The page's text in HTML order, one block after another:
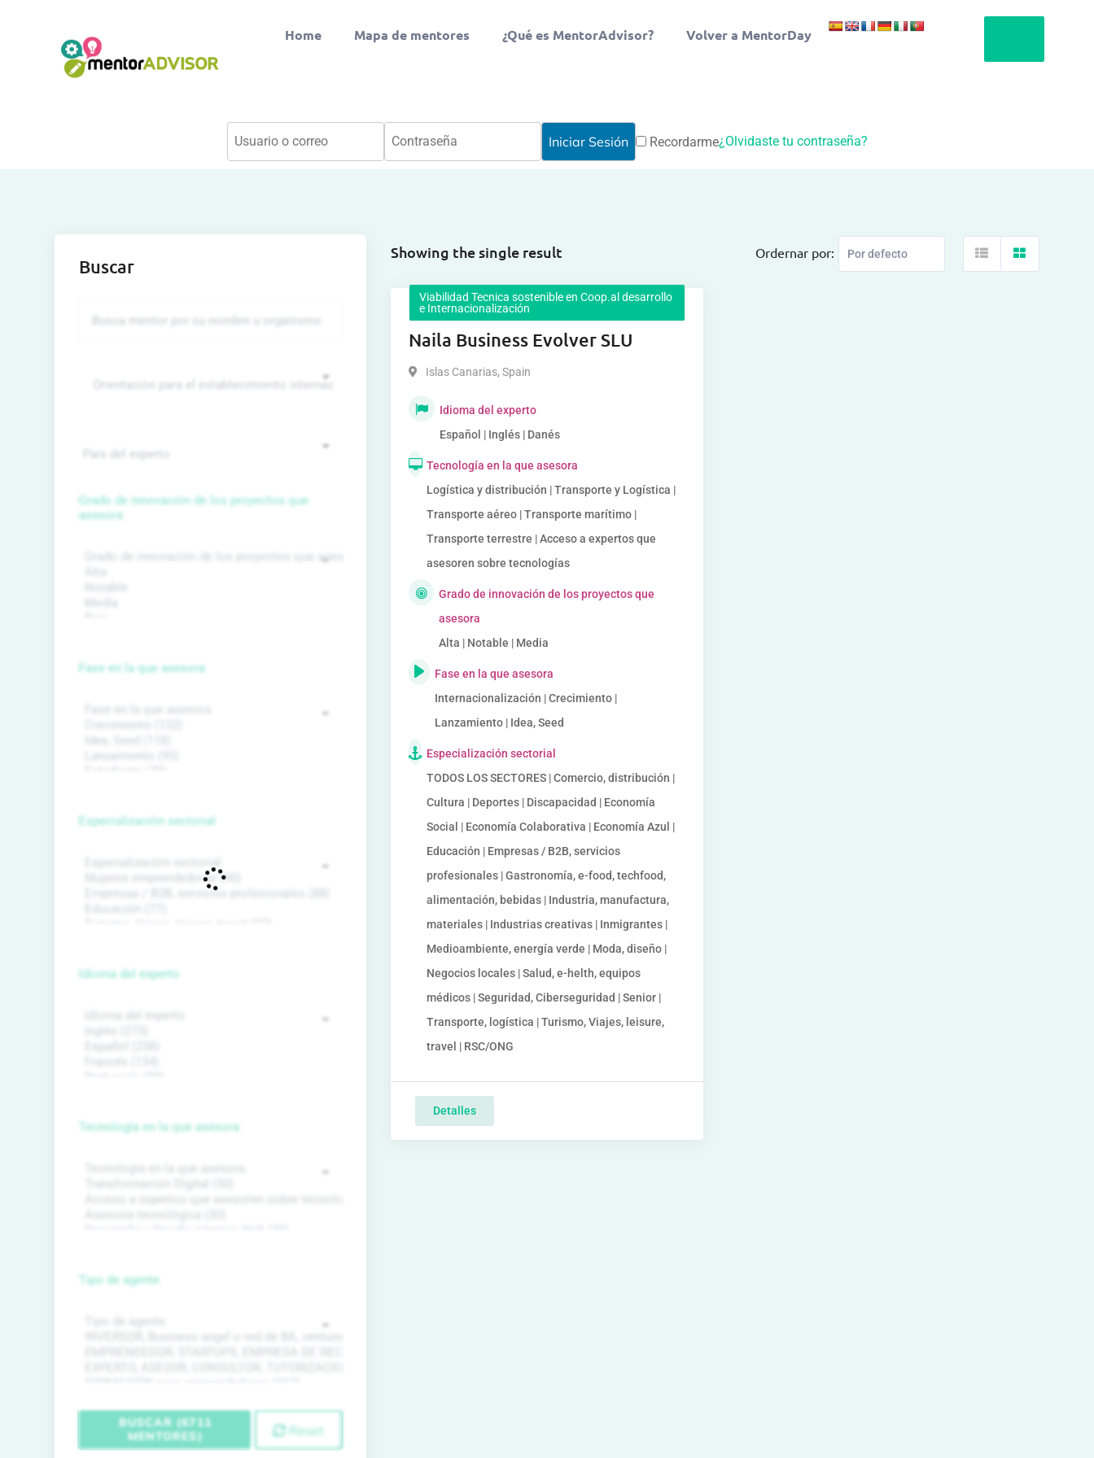
Home Mapa de mentores ¿Qué es MentorAdvisor? Volver a MentorDay
Recordarme¿Olvidaste tu contraseña?
Showing the single result Ordernar por:
Viabilidad Tecnica sostenible en Coop.al desarrollo
e Internacionalización
Naila Business Evolver SLU
Islas Canarias, Spain
Idioma del experto
Español | Inglés | Danés
Tecnología en la que asesora
Logística y distribución | Transporte y Logística |
Transporte aéreo | Transporte marítimo |
Transporte terrestre | Acceso a expertos que
asesoren sobre tecnologías
Grado de innovación de los proyectos que
asesora
Alta | Notable | Media
Fase en la que asesora
Internacionalización | Crecimiento |
Lanzamiento | Idea, Seed
Especialización sectorial
TODOS LOS SECTORES | Comercio, distribución |
Cultura | Deportes | Discapacidad | Economía
Social | Economía Colaborativa | Economía Azul |
Educación | Empresas / B2B, servicios
profesionales | Gastronomía, e-food, techfood,
alimentación, bebidas | Industria, manufactura,
materiales | Industrias creativas | Inmigrantes |
Medioambiente, energía verde | Moda, diseño |
Negocios locales | Salud, e-helth, equipos
médicos | Seguridad, Ciberseguridad | Senior |
Transporte, logística | Turismo, Viajes, leisure,
travel | RSC/ONG
Detalles
Buscar
Grado de innovación de los proyectos que
asesora
Fase en la que asesora
Especialización sectorial
Idioma del experto
Tecnología en la que asesora
Tipo de agente
BUSCAR (6711
MENTORES)
Reset